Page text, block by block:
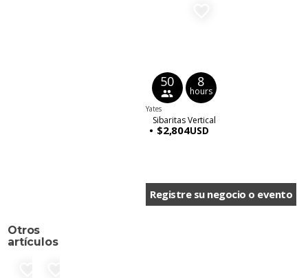
50
people
8
hours
Yates
Sibaritas Vertical
$2,804USD
Registre su negocio o evento
Otros
artículos